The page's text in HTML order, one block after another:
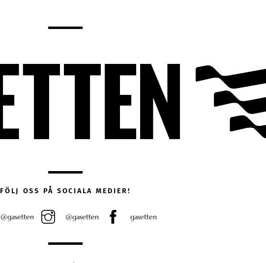
FÖLJ OSS PÅ SOCIALA MEDIER!
@gasetten @gasetten gasetten